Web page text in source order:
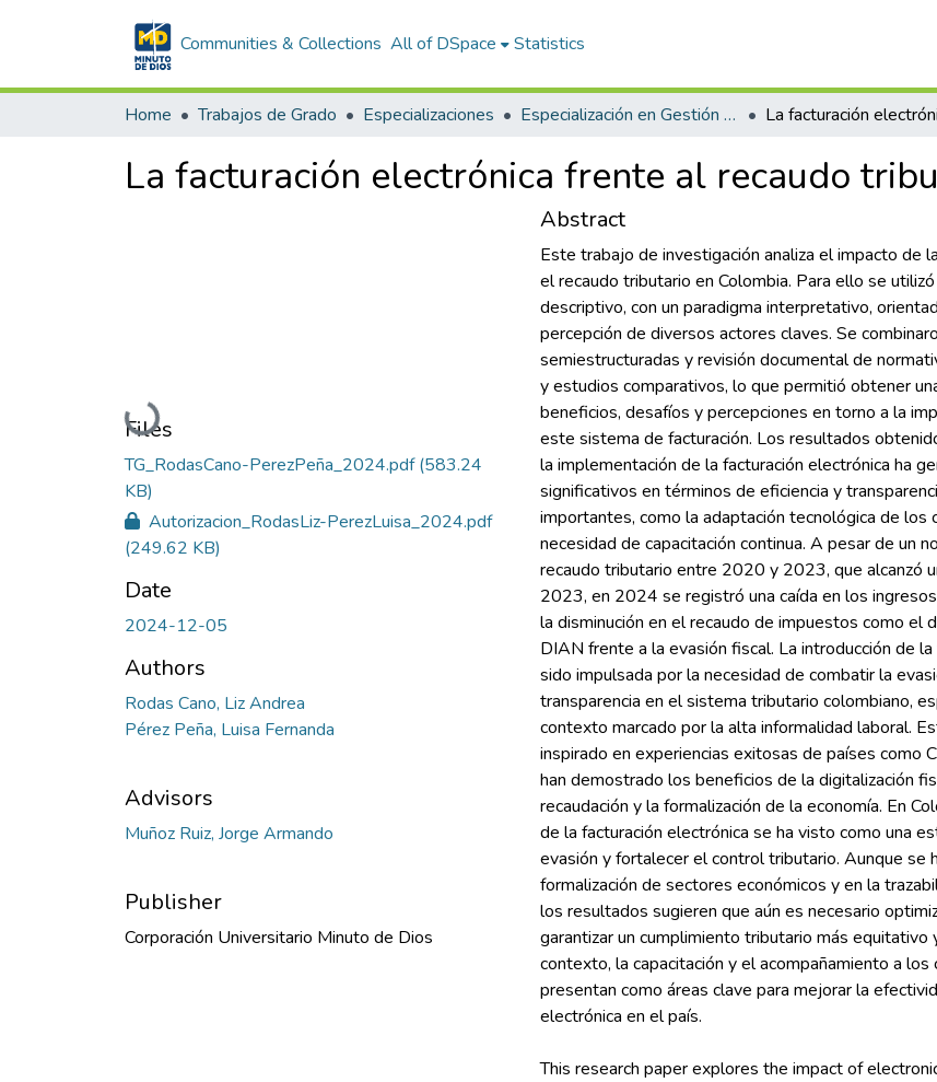
Communities & Collections All of DSpace Statistics
Home Trabajos de Grado Especializaciones Especialización en Gestión Tributaria
La facturación electrónica frente al recaudo
Loading...
Files
TG_RodasCano-PerezPeña_2024.pdf(583.24
KB)
Autorizacion_RodasLiz-PerezLuisa_2024.pdf
(249.62 KB)
Date
2024-12-05
Authors
Rodas Cano, Liz Andrea
Pérez Peña, Luisa Fernanda
Advisors
Muñoz Ruiz, Jorge Armando
Publisher
Corporación Universitario Minuto de Dios
Abstract
Este trabajo de investigación analiza el impacto de
el recaudo tributario en Colombia. Para ello se
descriptivo, con un paradigma interpretativo,
percepción de diversos actores claves. Se
semiestructuradas y revisión documental de
y estudios comparativos, lo que permitió obtener
beneficios, desafíos y percepciones en torno a la
este sistema de facturación. Los resultados
la implementación de la facturación electrónica ha
significativos en términos de eficiencia y
importantes, como la adaptación tecnológica de los
necesidad de capacitación continua. A pesar de un
recaudo tributario entre 2020 y 2023, que alcanzó
2023, en 2024 se registró una caída en los
la disminución en el recaudo de impuestos como el
DIAN frente a la evasión fiscal. La introducción de
sido impulsada por la necesidad de combatir la
transparencia en el sistema tributario colombiano,
contexto marcado por la alta informalidad laboral.
inspirado en experiencias exitosas de países como
han demostrado los beneficios de la digitalización
recaudación y la formalización de la economía. En
de la facturación electrónica se ha visto como una
evasión y fortalecer el control tributario. Aunque se
formalización de sectores económicos y en la
los resultados sugieren que aún es necesario
garantizar un cumplimiento tributario más equitativo
contexto, la capacitación y el acompañamiento a
presentan como áreas clave para mejorar la
This research paper explores the impact of